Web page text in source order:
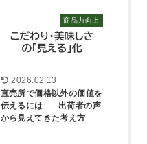
商品力向上
2026.02.13
直売所で価格以外の価値を
伝えるには── 出荷者の声
から見えてきた考え方